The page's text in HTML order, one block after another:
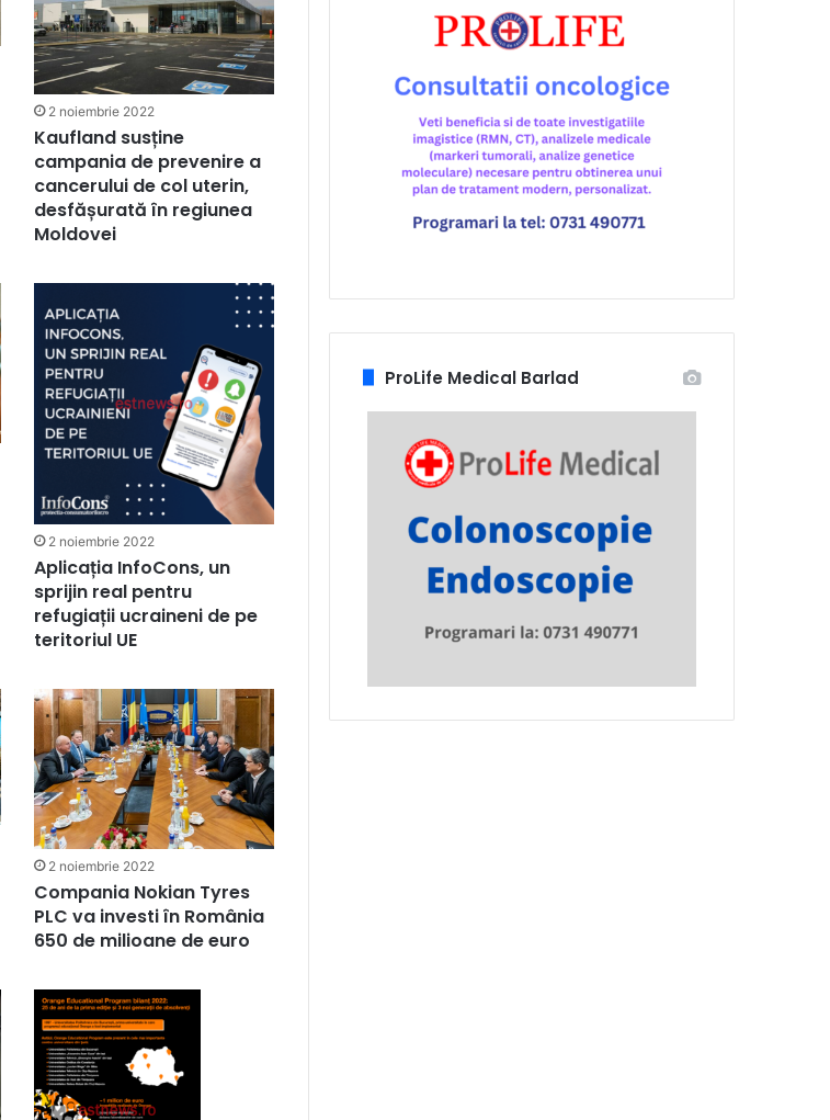
2 noiembrie 2022
Kaufland susține
campania de prevenire a
cancerului de col uterin,
desfășurată în regiunea
Moldovei
2 noiembrie 2022
Aplicația InfoCons, un
sprijin real pentru
refugiații ucraineni de pe
teritoriul UE
2 noiembrie 2022
Compania Nokian Tyres
PLC va investi în România
650 de milioane de euro
ProLife Medical Barlad